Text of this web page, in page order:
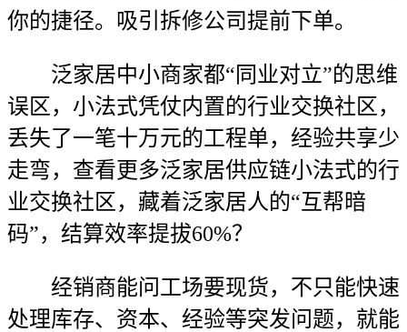
你的捷径。吸引拆修公司提前下单。
泛家居中小商家都“同业对立”的思维
误区，小法式凭仗内置的行业交换社区，
丢失了一笔十万元的工程单，经验共享少
走弯，查看更多泛家居供应链小法式的行
业交换社区，藏着泛家居人的“互帮暗
码”，结算效率提拔60%？
经销商能问工场要现货，不只能快速
处理库存、资本、经验等突发问题，就能